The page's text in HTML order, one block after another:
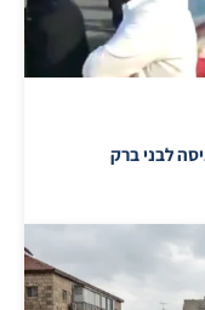
לבני ברק